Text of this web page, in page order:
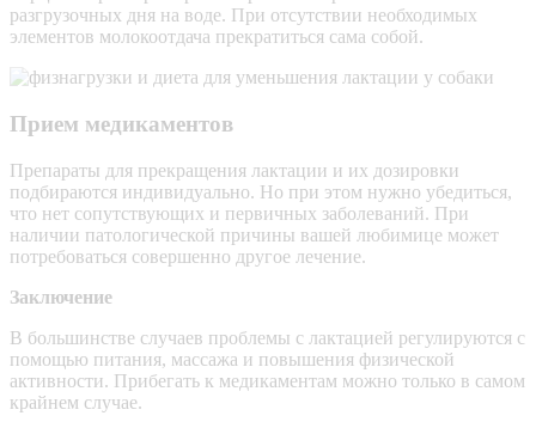
разгрузочных дня на воде. При отсутствии необходимых
элементов молокоотдача прекратиться сама собой.
Прием медикаментов
Препараты для прекращения лактации и их дозировки
подбираются индивидуально. Но при этом нужно убедиться,
что нет сопутствующих и первичных заболеваний. При
наличии патологической причины вашей любимице может
потребоваться совершенно другое лечение.
Заключение
В большинстве случаев проблемы с лактацией регулируются с
помощью питания, массажа и повышения физической
активности. Прибегать к медикаментам можно только в самом
крайнем случае.